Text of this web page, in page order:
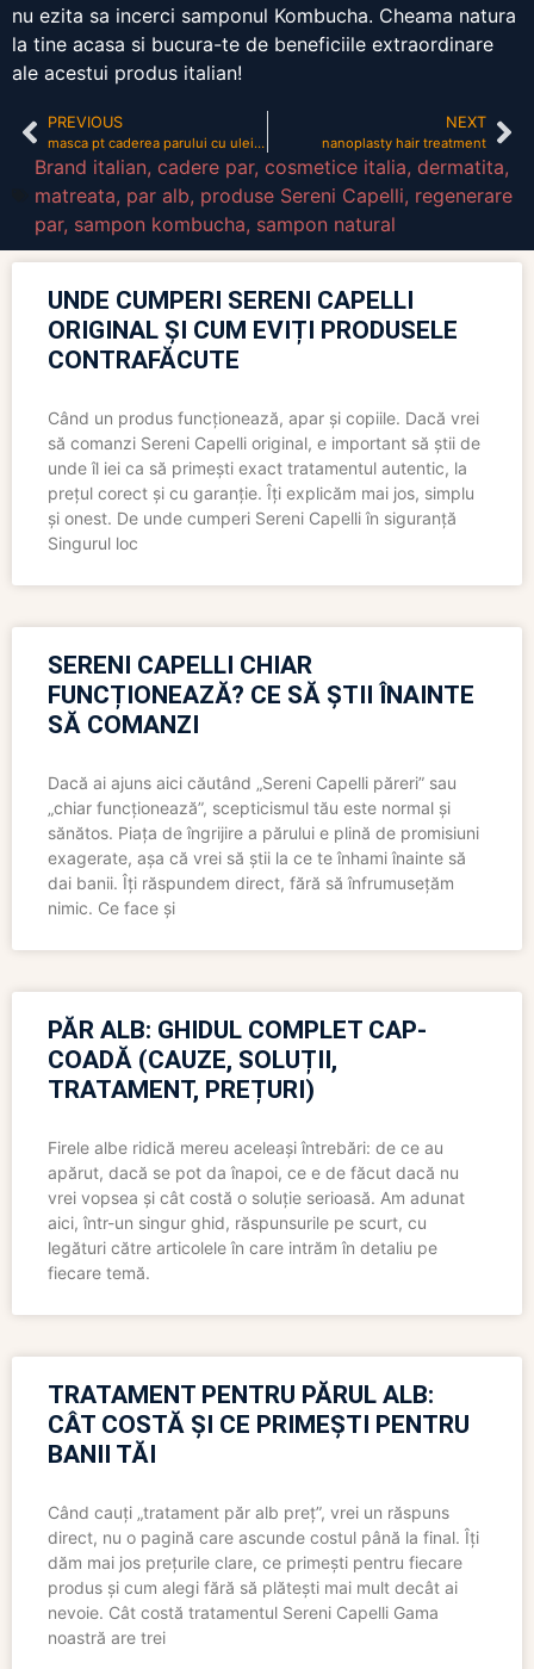
nu ezita sa incerci samponul Kombucha. Cheama natura
la tine acasa si bucura-te de beneficiile extraordinare
ale acestui produs italian!
PREVIOUS
masca pt caderea parului cu ulei masline
NEXT
nanoplasty hair treatment
Brand italian, cadere par, cosmetice italia, dermatita,
matreata, par alb, produse Sereni Capelli, regenerare
par, sampon kombucha, sampon natural
UNDE CUMPERI SERENI CAPELLI
ORIGINAL ȘI CUM EVIȚI PRODUSELE
CONTRAFĂCUTE
Când un produs funcționează, apar și copiile. Dacă vrei
să comanzi Sereni Capelli original, e important să știi de
unde îl iei ca să primești exact tratamentul autentic, la
prețul corect și cu garanție. Îți explicăm mai jos, simplu
și onest. De unde cumperi Sereni Capelli în siguranță
Singurul loc
SERENI CAPELLI CHIAR
FUNCȚIONEAZĂ? CE SĂ ȘTII ÎNAINTE
SĂ COMANZI
Dacă ai ajuns aici căutând „Sereni Capelli păreri” sau
„chiar funcționează”, scepticismul tău este normal și
sănătos. Piața de îngrijire a părului e plină de promisiuni
exagerate, așa că vrei să știi la ce te înhami înainte să
dai banii. Îți răspundem direct, fără să înfrumusețăm
nimic. Ce face și
PĂR ALB: GHIDUL COMPLET CAP-
COADĂ (CAUZE, SOLUȚII,
TRATAMENT, PREȚURI)
Firele albe ridică mereu aceleași întrebări: de ce au
apărut, dacă se pot da înapoi, ce e de făcut dacă nu
vrei vopsea și cât costă o soluție serioasă. Am adunat
aici, într-un singur ghid, răspunsurile pe scurt, cu
legături către articolele în care intrăm în detaliu pe
fiecare temă.
TRATAMENT PENTRU PĂRUL ALB:
CÂT COSTĂ ȘI CE PRIMEȘTI PENTRU
BANII TĂI
Când cauți „tratament păr alb preț”, vrei un răspuns
direct, nu o pagină care ascunde costul până la final. Îți
dăm mai jos prețurile clare, ce primești pentru fiecare
produs și cum alegi fără să plătești mai mult decât ai
nevoie. Cât costă tratamentul Sereni Capelli Gama
noastră are trei